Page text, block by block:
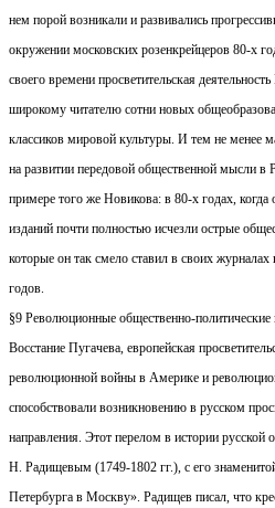
нем порой возникали и развивались
окружении московских розенкрейцеров 80-х
своего времени просветительская
широкому читателю сотни новых
классиков мировой культуры. И тем не менее
на развитии передовой общественной мысли в
примере того же Новикова: в 80-х годах, когда
изданий почти полностью исчезли острые
которые он так смело ставил в своих
годов.
§9 Революционные общественно-
Восстание Пугачева, европейская
революционной войны в Америке и
способствовали возникновению в русском
направления. Этот перелом в истории
Н. Радищевым (1749-1802 гг.), с его
Петербурга в Москву». Радищев писал, что